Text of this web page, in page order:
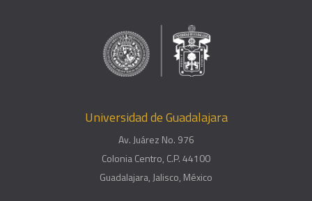
Universidad de Guadalajara
Av. Juárez No. 976
Colonia Centro, C.P. 44100
Guadalajara, Jalisco, México